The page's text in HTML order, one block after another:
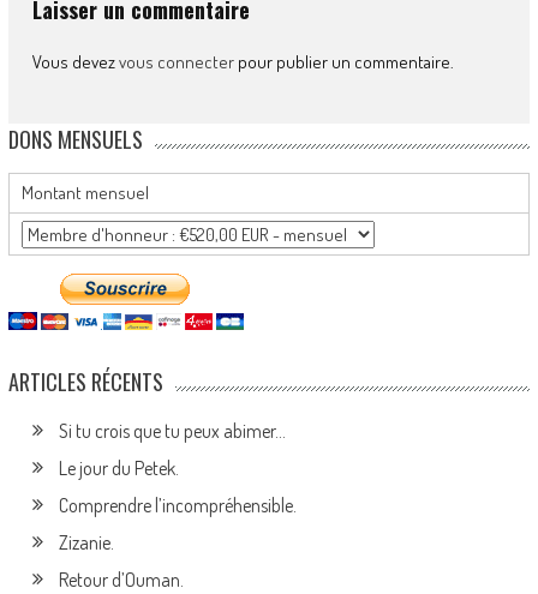
Laisser un commentaire
Vous devezvous connecterpour publier un commentaire.
DONS MENSUELS
Montant mensuel
ARTICLES RÉCENTS
Si tu crois que tu peux abimer…
Le jour du Petek.
Comprendre l’incompréhensible.
Zizanie.
Retour d’Ouman.